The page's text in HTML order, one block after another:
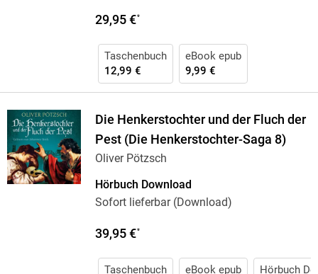
29,95 €*
Taschenbuch
12,99 €
eBook epub
9,99 €
Die Henkerstochter und der Fluch der
Pest (Die Henkerstochter-Saga 8)
Oliver Pötzsch
Hörbuch Download
Sofort lieferbar (Download)
39,95 €*
Taschenbuch eBook epub Hörbuch